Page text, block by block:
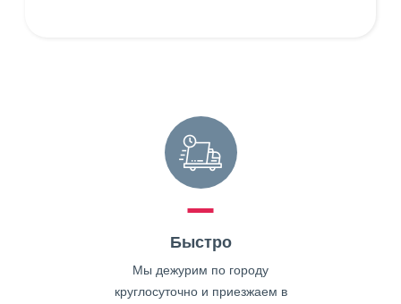
Быстро
Мы дежурим по городу
круглосуточно и приезжаем в